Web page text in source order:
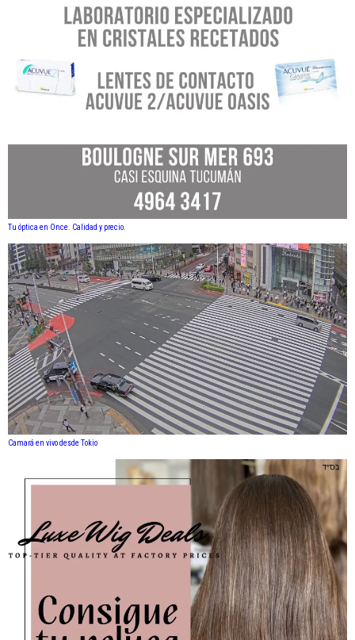
Tu óptica en Once. Calidad y precio.
Camará en vivo desde Tokio